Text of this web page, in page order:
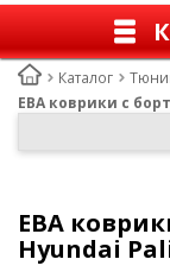
Каталог
ЕВА коврики с
ЕВА
Hyundai